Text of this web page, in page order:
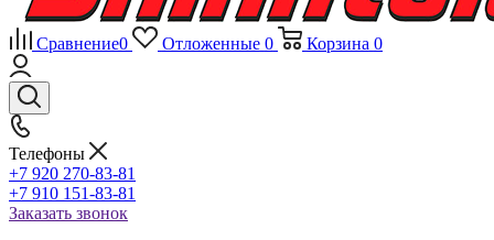
Сравнение0 Отложенные 0 Корзина 0
Телефоны
+7 920 270-83-81
+7 910 151-83-81
Заказать звонок